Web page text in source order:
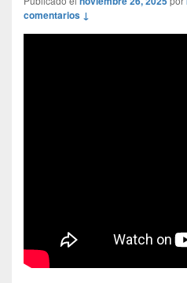
comentarios ↓